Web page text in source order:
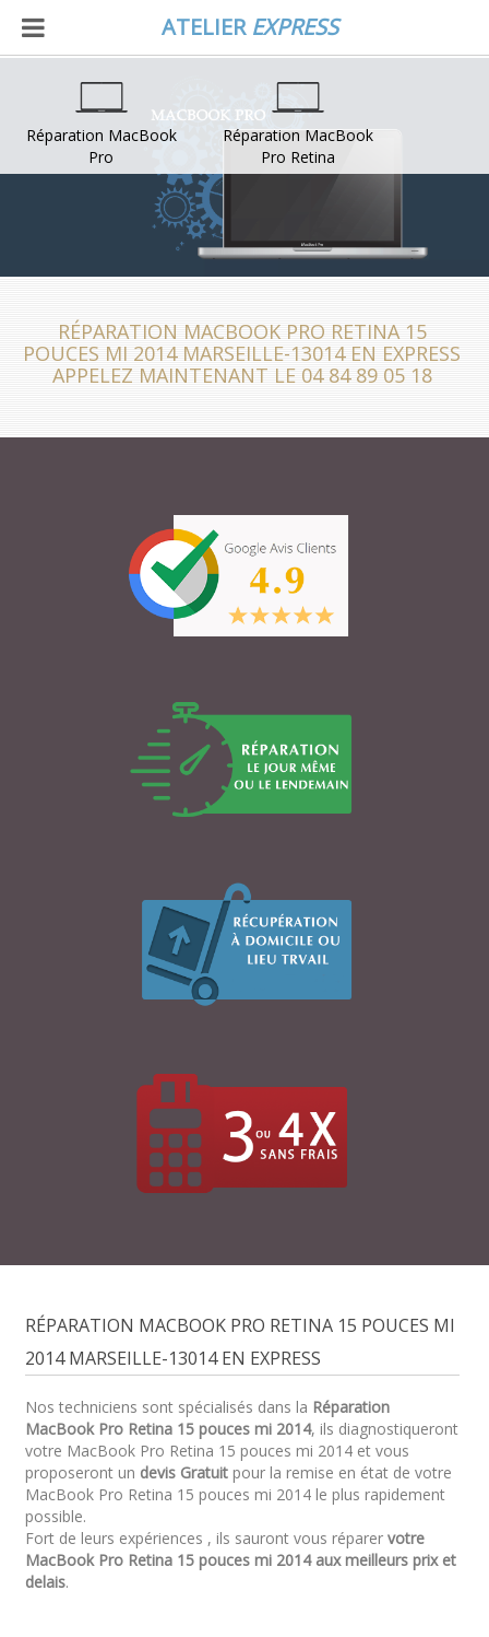
ATELIER EXPRESS
Réparation MacBook
Pro
Réparation MacBook
Pro Retina
RÉPARATION MACBOOK PRO RETINA 15
POUCES MI 2014 MARSEILLE-13014 EN EXPRESS
APPELEZ MAINTENANT LE 04 84 89 05 18
RÉPARATION MACBOOK PRO RETINA 15 POUCES MI
2014 MARSEILLE-13014 EN EXPRESS
Nos techniciens sont spécialisés dans la Réparation
MacBook Pro Retina 15 pouces mi 2014, ils diagnostiqueront
votre MacBook Pro Retina 15 pouces mi 2014 et vous
proposeront un devis Gratuitpour la remise en état de votre
MacBook Pro Retina 15 pouces mi 2014 le plus rapidement
possible.
Fort de leurs expériences , ils sauront vous réparer votre
MacBook Pro Retina 15 pouces mi 2014 aux meilleurs prix et
delais.